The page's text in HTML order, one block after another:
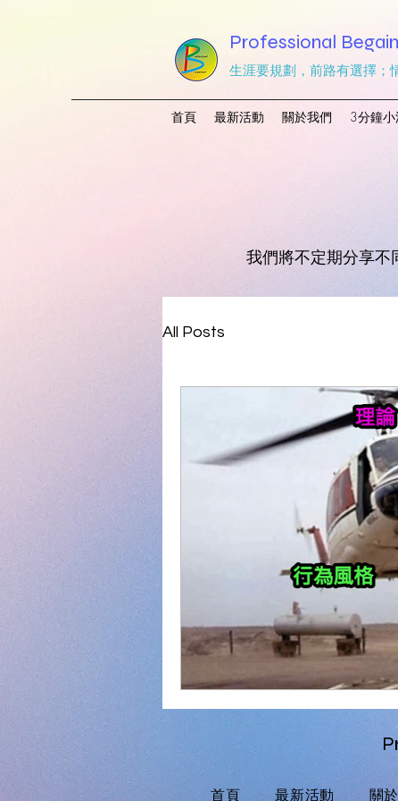
Professional
生涯要規劃，前路有選擇；
首頁 最新活動 關於我們 3分鐘
我們將不定期分享不
All Posts
首頁 最新活動 關